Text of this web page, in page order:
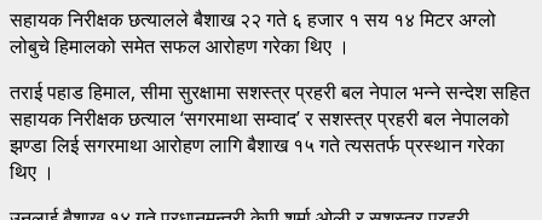
सहायक निरीक्षक छत्यालले बैशाख २२ गते ६ हजार १ सय १४ मिटर अग्लो
लोबुचे हिमालको समेत सफल आरोहण गरेका थिए ।
तराई पहाड हिमाल, सीमा सुरक्षामा सशस्त्र प्रहरी बल नेपाल भन्ने सन्देश सहित
सहायक निरीक्षक छत्याल ‘सगरमाथा सम्वाद’ र सशस्त्र प्रहरी बल नेपालको
झण्डा लिई सगरमाथा आरोहण लागि बैशाख १५ गते त्यसतर्फ प्रस्थान गरेका
थिए ।